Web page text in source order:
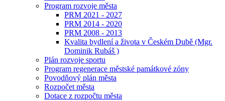
Program rozvoje města
PRM 2021 - 2027
PRM 2014 - 2020
PRM 2008 - 2013
Kvalita bydlení a života v Českém Dubě (Mgr.
Dominik Rubáš )
Plán rozvoje sportu
Program regenerace městské památkové zóny
Povodňový plán města
Rozpočet města
Dotace z rozpočtu města